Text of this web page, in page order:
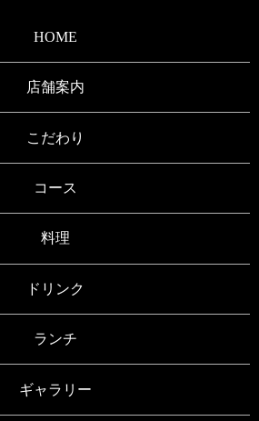
HOME
店舗案内
こだわり
コース
料理
ドリンク
ランチ
ギャラリー